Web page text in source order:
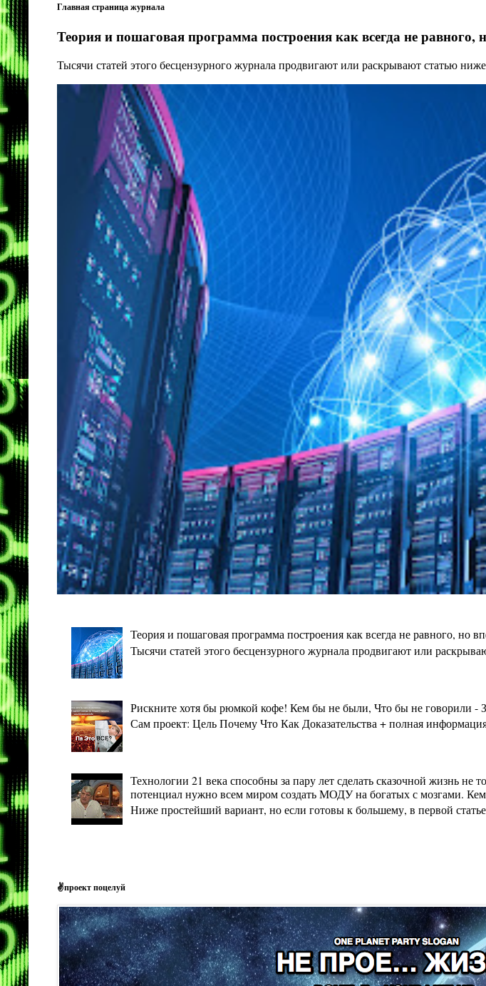
Главная страница журнала
Теория и пошаговая программа построения как всегда не
Тысячи статей этого бесцензурного журнала продвигают или раскрывают статью
Теория и пошаговая программа построения как всегда не равного, но
Тысячи статей этого бесцензурного журнала продвигают или
Рискните хотя бы рюмкой кофе! Кем бы не были, Что бы не говорили
Сам проект: Цель Почему Что Как Доказательства + полная
Технологии 21 века способны за пару лет сделать сказочной жизнь
потенциал нужно всем миром создать МОДУ на богатых с мозгами.
Ниже простейший вариант, но если готовы к большему, в первой
✌проект поцелуй